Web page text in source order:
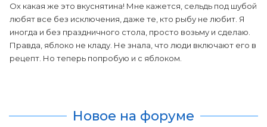
Ох какая же это вкуснятина! Мне кажется, сельдь под шубой
любят все без исключения, даже те, кто рыбу не любит. Я
иногда и без праздничного стола, просто возьму и сделаю.
Правда, яблоко не кладу. Не знала, что люди включают его в
рецепт. Но теперь попробую и с яблоком.
Новое на форуме